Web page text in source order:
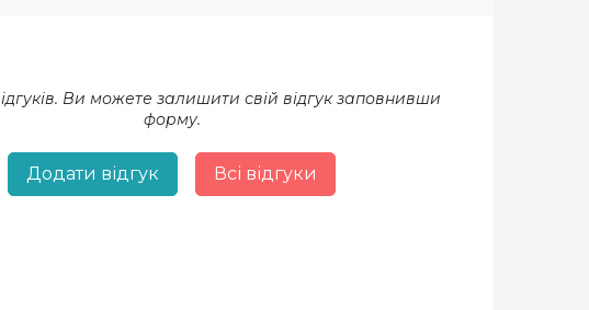
Ви можете залишити свій відгук заповнивши
форму.
Додати відгук Всі відгуки